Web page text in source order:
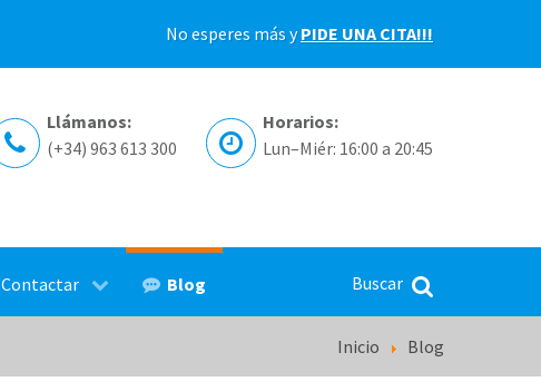
No esperes más yPIDE UNA CITA!!!
Llámanos:
(+34) 963 613 300
Horarios:
Lun–Miér: 16:00 a 20:45
Contactar Blog
Inicio Blog